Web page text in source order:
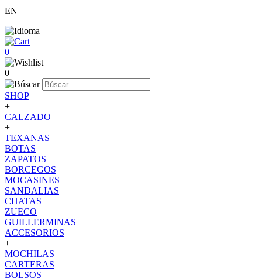
EN
0
0
SHOP
+
CALZADO
+
TEXANAS
BOTAS
ZAPATOS
BORCEGOS
MOCASINES
SANDALIAS
CHATAS
ZUECO
GUILLERMINAS
ACCESORIOS
+
MOCHILAS
CARTERAS
BOLSOS